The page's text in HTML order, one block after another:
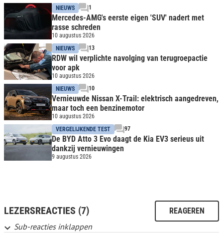
NIEUWS
1
Mercedes-AMG's eerste eigen 'SUV' nadert met
rasse schreden
10 augustus 2026
NIEUWS
13
RDW wil verplichte navolging van terugroepactie
voor apk
10 augustus 2026
NIEUWS
10
Vernieuwde Nissan X-Trail: elektrisch aangedreven,
maar toch een benzinemotor
10 augustus 2026
VERGELIJKENDE TEST
97
De BYD Atto 3 Evo daagt de Kia EV3 serieus uit
dankzij vernieuwingen
9 augustus 2026
LEZERSREACTIES (7) REAGEREN
Sub-reacties inklappen